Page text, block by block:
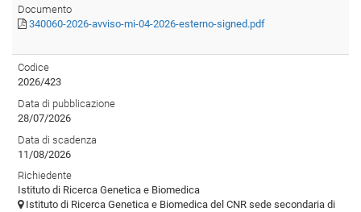
Documento
340060-2026-avviso-mi-04-2026-esterno-signed.pdf
Codice
2026/423
Data di pubblicazione
28/07/2026
Data di scadenza
11/08/2026
Richiedente
Istituto di Ricerca Genetica e Biomedica
Istituto di Ricerca Genetica e Biomedica del CNR sede secondaria di